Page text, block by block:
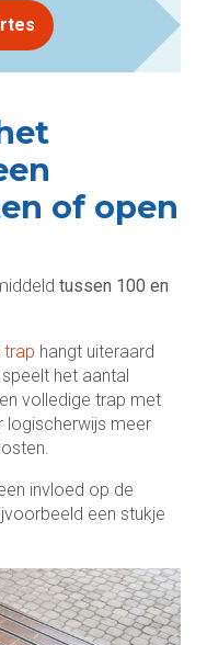
of open
tussen 100 en
trap hangt uiteraard
speelt het aantal
volledige trap met
logischerwijs meer
invloed op de
een stukje